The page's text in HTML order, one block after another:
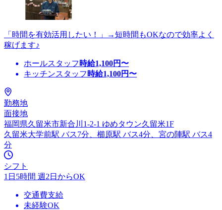
「時間を有効活用したい！」→短時間もOKなので効率よく
稼げます♪
ホールスタッフ 時給1,100円〜
キッチンスタッフ 時給1,100円〜
勤務地
面接地
福岡県久留米市新合川1-2-1 ゆめタウン久留米1F
久留米大学前駅 バス7分、櫛原駅 バス4分、宮の陣駅 バス4
分
シフト
1日5時間 週2日からOK
交通費支給
未経験OK